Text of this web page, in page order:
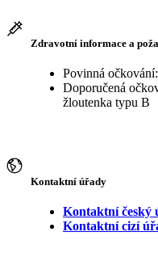
Zdravotní informace a
Povinná
Doporučená
žloutenka typu B
Kontaktní úřady
Kontaktní český
Kontaktní cizí